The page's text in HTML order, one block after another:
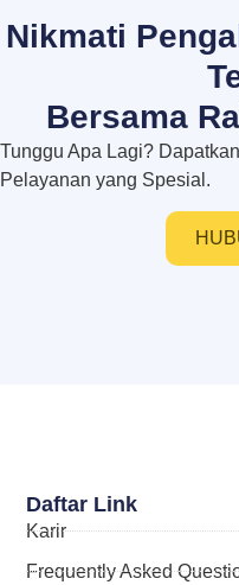
Nikmati
Bersama
Tunggu Apa Lagi?
Pelayanan yang Spesial.
Daftar Link
Karir
Frequently Asked